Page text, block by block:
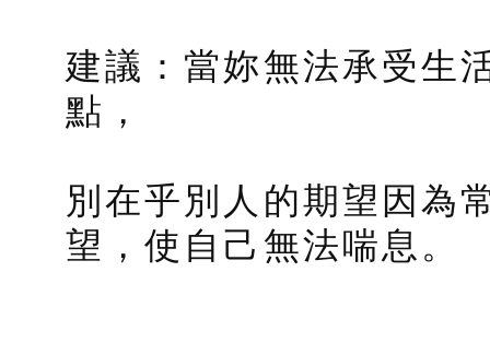
建議：當妳無法承受生
點，
別在乎別人的期望因為
望，使自己無法喘息。